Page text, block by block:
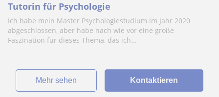
Tutorin für Psychologie
Ich habe mein Master Psychologiestudium im Jahr 2020
abgeschlossen, aber habe nach wie vor eine große
Faszination für dieses Thema, das ich...
Mehr sehen Kontaktieren